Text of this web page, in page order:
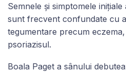
Semnele și simptomele
sunt frecvent confundate cu
tegumentare precum
psoriazisul.
Boala Paget a sânului